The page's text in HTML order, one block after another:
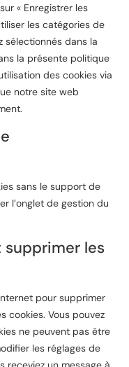
« Enregistrer les
les catégories de
sélectionnés dans la
la présente politique
des cookies via
notre site web
sans le support de
l’onglet de gestion du
les
pour supprimer
cookies. Vous pouvez
ne peuvent pas être
les réglages de